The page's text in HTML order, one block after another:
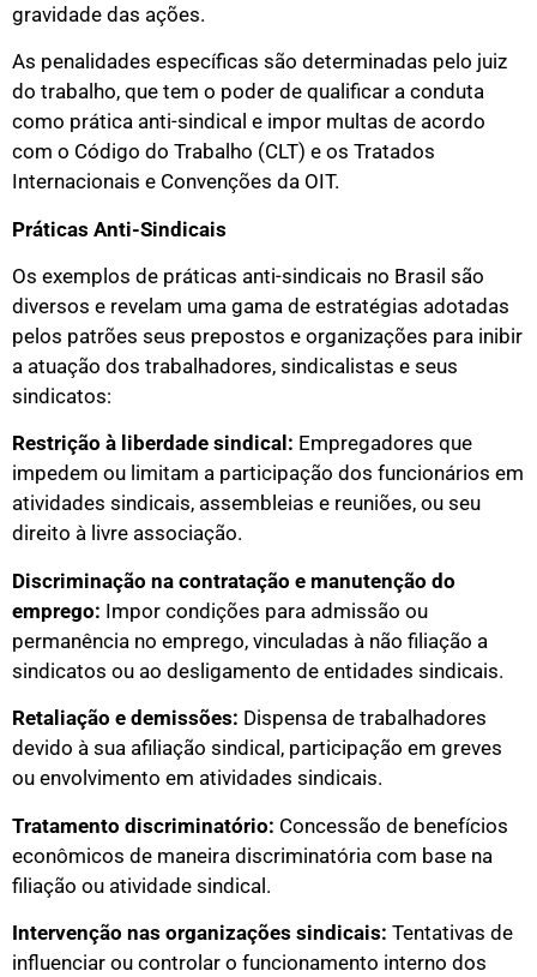
gravidade das ações.
As penalidades específicas são determinadas pelo juiz
do trabalho, que tem o poder de qualificar a conduta
como prática anti-sindical e impor multas de acordo
com o Código do Trabalho (CLT) e os Tratados
Internacionais e Convenções da OIT.
Práticas Anti-Sindicais
Os exemplos de práticas anti-sindicais no Brasil são
diversos e revelam uma gama de estratégias adotadas
pelos patrões seus prepostos e organizações para inibir
a atuação dos trabalhadores, sindicalistas e seus
sindicatos:
Restrição à liberdade sindical: Empregadores que
impedem ou limitam a participação dos funcionários em
atividades sindicais, assembleias e reuniões, ou seu
direito à livre associação.
Discriminação na contratação e manutenção do
emprego: Impor condições para admissão ou
permanência no emprego, vinculadas à não filiação a
sindicatos ou ao desligamento de entidades sindicais.
Retaliação e demissões: Dispensa de trabalhadores
devido à sua afiliação sindical, participação em greves
ou envolvimento em atividades sindicais.
Tratamento discriminatório: Concessão de benefícios
econômicos de maneira discriminatória com base na
filiação ou atividade sindical.
Intervenção nas organizações sindicais: Tentativas de
influenciar ou controlar o funcionamento interno dos